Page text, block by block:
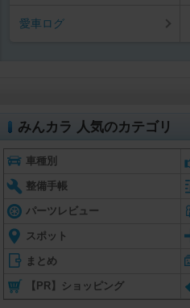
愛車ログ
みんカラ 人気のカテゴリ
車種別
整備手帳
パーツレビュー
スポット
まとめ
【PR】ショッピング